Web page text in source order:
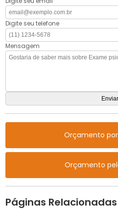
Digite seu telefone
Mensagem
Orçamento
Orçamento
Páginas